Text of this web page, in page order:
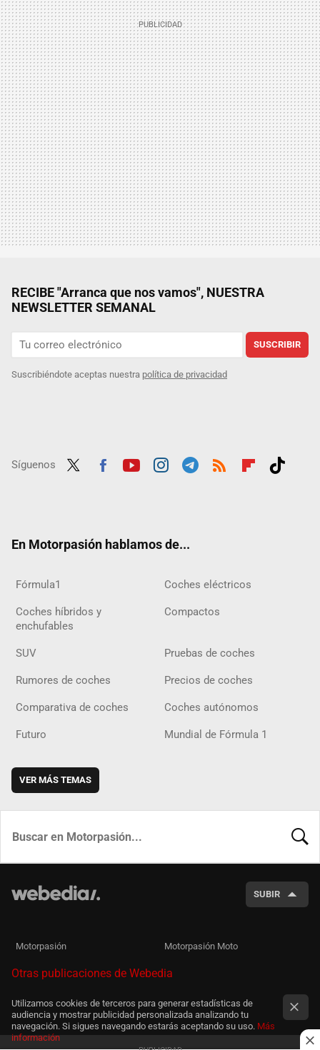
RECIBE "Arranca que nos vamos", NUESTRA
NEWSLETTER SEMANAL
SUSCRIBIR
Suscribiéndote aceptas nuestra política de privacidad
Síguenos
En Motorpasión hablamos de...
Fórmula1 Coches eléctricos
Coches híbridos y
enchufables
Compactos
SUV Pruebas de coches
Rumores de coches Precios de coches
Comparativa de coches Coches autónomos
Futuro Mundial de Fórmula 1
VER MÁS TEMAS
SUBIR
Motorpasión Motorpasión Moto
Otras publicaciones de Webedia
Utilizamos cookies de terceros para generar estadísticas de
audiencia y mostrar publicidad personalizada analizando tu
navegación. Si sigues navegando estarás aceptando su uso. Más
información